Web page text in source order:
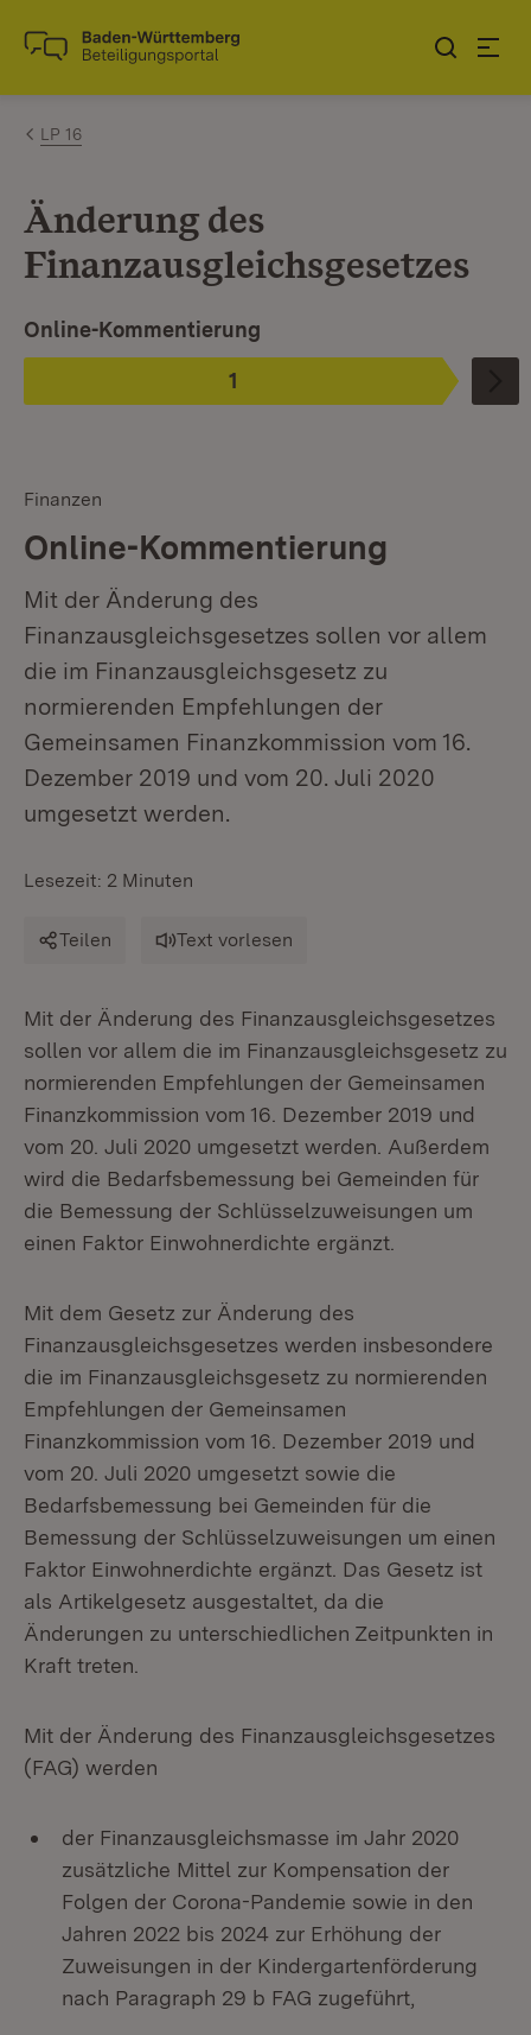
Zum Inhalt springen
Link zur Startseite
LP 16
Änderung des
Finanzausgleichsgesetzes
Phase
1
:
Ist ausgewählt.
Online-Kommentierung
Finanzen
Online-Kommentierung
Mit der Änderung des
Finanzausgleichsgesetzes sollen vor allem
die im Finanzausgleichsgesetz zu
normierenden Empfehlungen der
Gemeinsamen Finanzkommission vom 16.
Dezember 2019 und vom 20. Juli 2020
umgesetzt werden.
Lesezeit: 2 Minuten
Teilen Text vorlesen
Mit der Änderung des Finanzausgleichsgesetzes
sollen vor allem die im Finanzausgleichsgesetz zu
normierenden Empfehlungen der Gemeinsamen
Finanzkommission vom 16. Dezember 2019 und
vom 20. Juli 2020 umgesetzt werden. Außerdem
wird die Bedarfsbemessung bei Gemeinden für
die Bemessung der Schlüsselzuweisungen um
einen Faktor Einwohnerdichte ergänzt.
Mit dem Gesetz zur Änderung des
Finanzausgleichsgesetzes werden insbesondere
die im Finanzausgleichsgesetz zu normierenden
Empfehlungen der Gemeinsamen
Finanzkommission vom 16. Dezember 2019 und
vom 20. Juli 2020 umgesetzt sowie die
Bedarfsbemessung bei Gemeinden für die
Bemessung der Schlüsselzuweisungen um einen
Faktor Einwohnerdichte ergänzt. Das Gesetz ist
als Artikelgesetz ausgestaltet, da die
Änderungen zu unterschiedlichen Zeitpunkten in
Kraft treten.
Mit der Änderung des Finanzausgleichsgesetzes
(FAG) werden
der Finanzausgleichsmasse im Jahr 2020
zusätzliche Mittel zur Kompensation der
Folgen der Corona-Pandemie sowie in den
Jahren 2022 bis 2024 zur Erhöhung der
Zuweisungen in der Kindergartenförderung
nach Paragraph 29 b FAG zugeführt,